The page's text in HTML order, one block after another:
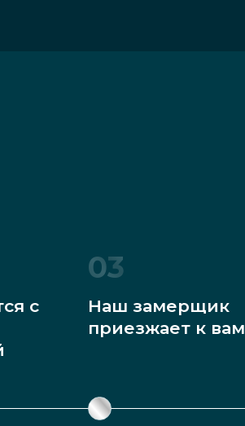
с
03
Наш замерщик
приезжает к вам